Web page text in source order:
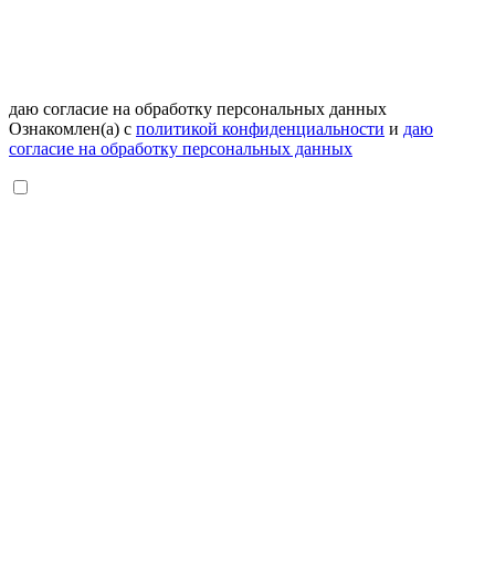
даю согласие на обработку персональных данных
Ознакомлен(а) с политикой конфиденциальности и даю
согласие на обработку персональных данных